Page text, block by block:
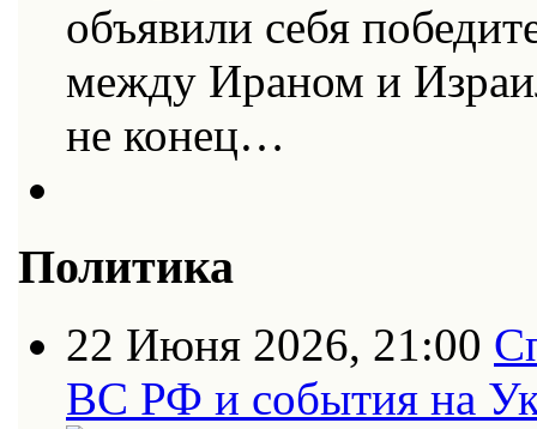
объявили себя
между Ираном и
не конец…
Политика
22 Июня 2026, 21:00
ВС РФ и события на